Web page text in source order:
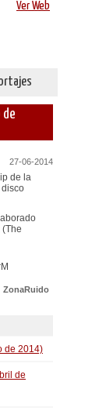
Ver Web
de
27-06-2014
de la
disco
(The
ZonaRuido
de 2014)
de